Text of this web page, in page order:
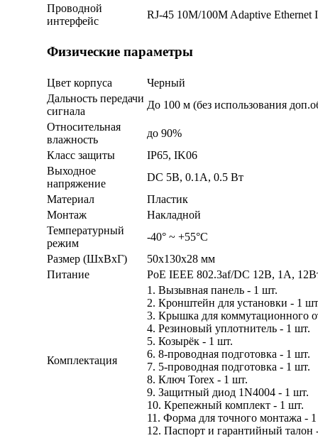
Проводной
интерфейс
RJ-45 10M/100M Adaptive Ethernet
Физические параметры
Цвет корпуса
Черный
Дальность передачи
сигнала
До 100 м (без использования
Относительная
влажность
до 90%
Класс защиты
IP65, IK06
Выходное
напряжение
DC 5В, 0.1А, 0.5 Вт
Материал
Пластик
Монтаж
Накладной
Температурный
режим
-40° ~ +55°С
Размер (ШxВxГ)
50x130x28 мм
Питание
PoE IEEE 802.3af/DC 12В, 1A,
Комплектация
1. Вызывная панель - 1 шт.
2. Кронштейн для установки - 1
3. Крышка для коммутационного
4. Резиновый уплотнитель - 1 шт.
5. Козырёк - 1 шт.
6. 8-проводная подготовка - 1 шт.
7. 5-проводная подготовка - 1 шт.
8. Ключ Torex - 1 шт.
9. Защитный диод 1N4004 - 1 шт.
10. Крепежный комплект - 1 шт.
11. Форма для точного монтажа -
12. Паспорт и гарантийный талон